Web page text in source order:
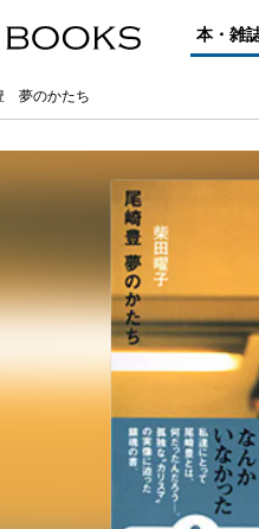
本・雑
夢のかたち